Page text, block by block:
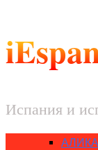
Испания и